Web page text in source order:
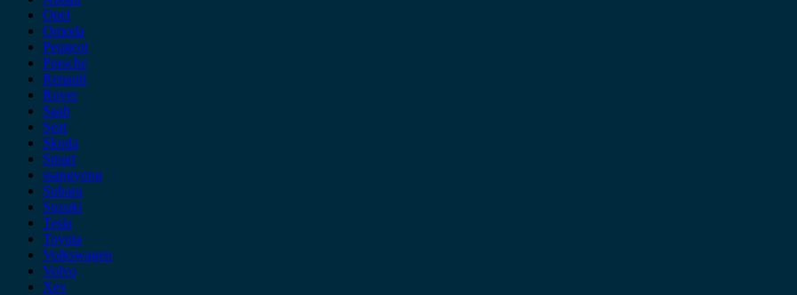
Opel
Omoda
Peugeot
Porsche
Renault
Rover
Saab
Seat
Skoda
Smart
ssangyong
Subaru
Suzuki
Tesla
Toyota
Volkswagen
Volvo
Xev